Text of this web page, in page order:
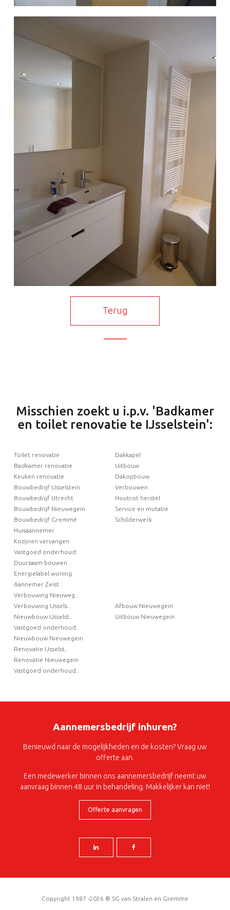
Terug
Misschien zoekt u i.p.v. 'Badkamer
en toilet renovatie te IJsselstein':
Toilet renovatie
Badkamer renovatie
Keuken renovatie
Bouwbedrijf IJsselstein
Bouwbedrijf Utrecht
Bouwbedrijf Nieuwegein
Bouwbedrijf Gremmé
Dakkapel
Uitbouw
Dakopbouw
Verbouwen
Houtrot herstel
Service en mutatie
Schilderwerk
Huisaannemer
Kozijnen vervangen
Vastgoed onderhoud
Duurzaam bouwen
Energielabel woning
Aannemer Zeist
Verbouwing Nieuweg..
Verbouwing IJssels..
Nieuwbouw IJsselst..
Vastgoed onderhoud..
Nieuwbouw Nieuwegein
Renovatie IJsselst..
Renovatie Nieuwegein
Vastgoed onderhoud..
Afbouw Nieuwegein
Uitbouw Nieuwegein
Aannemersbedrijf inhuren?
Benieuwd naar de mogelijkheden en de kosten? Vraag uw
offerte aan.
Een medewerker binnen ons aannemersbedrijf neemt uw
aanvraag binnen 48 uur in behandeling. Makkelijker kan niet!
Offerte aanvragen
Copyright 1987 -2026 ® SG van Stralen en Gremme